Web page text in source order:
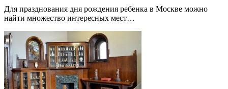
Для празднования дня рождения ребенка в Москве можно
найти множество интересных мест…